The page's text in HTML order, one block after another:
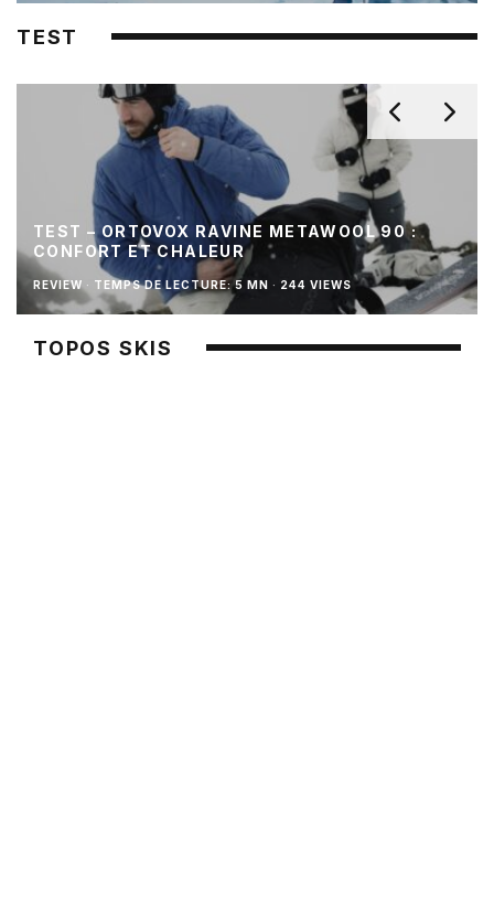
TEST
TEST – ORTOVOX RAVINE METAWOOL 90 :
CONFORT ET CHALEUR
REVIEW · TEMPS DE LECTURE: 5 MN · 244 VIEWS
TOPOS SKIS